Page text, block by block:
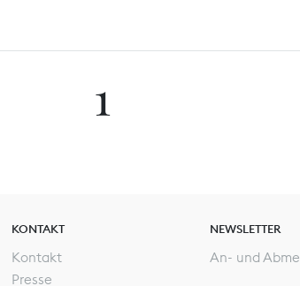
1
KONTAKT
Kontakt
Presse
NEWSLETTER
An- und